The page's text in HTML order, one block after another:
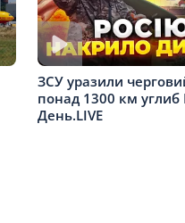
ЗСУ уразили
понад 1300 км углиб
День.LIVE